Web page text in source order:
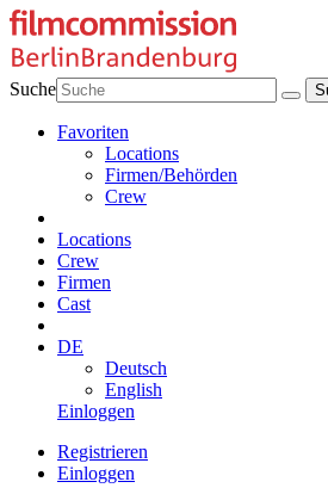
Suche
Favoriten
Locations
Firmen/Behörden
Crew
Locations
Crew
Firmen
Cast
DE
Deutsch
English
Einloggen
Registrieren
Einloggen